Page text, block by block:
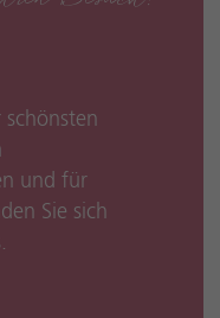
und für
Sie sich